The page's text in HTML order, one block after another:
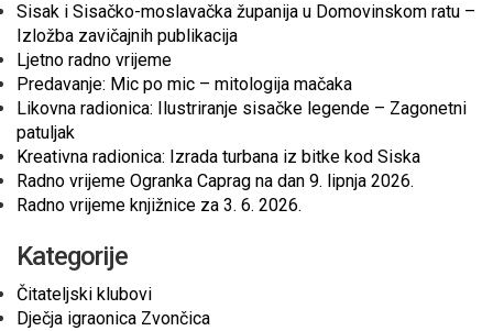
Sisak i Sisačko-moslavačka županija u Domovinskom ratu –
Izložba zavičajnih publikacija
Ljetno radno vrijeme
Predavanje: Mic po mic – mitologija mačaka
Likovna radionica: Ilustriranje sisačke legende – Zagonetni
patuljak
Kreativna radionica: Izrada turbana iz bitke kod Siska
Radno vrijeme Ogranka Caprag na dan 9. lipnja 2026.
Radno vrijeme knjižnice za 3. 6. 2026.
Kategorije
Čitateljski klubovi
Dječja igraonica Zvončica